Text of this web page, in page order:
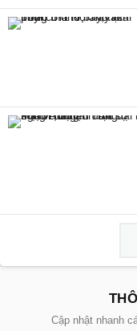
Cập nhật nhanh